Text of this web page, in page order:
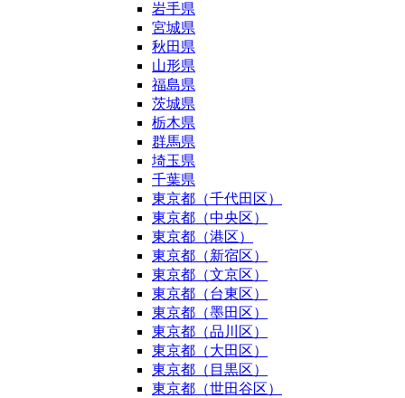
岩手県
宮城県
秋田県
山形県
福島県
茨城県
栃木県
群馬県
埼玉県
千葉県
東京都（千代田区）
東京都（中央区）
東京都（港区）
東京都（新宿区）
東京都（文京区）
東京都（台東区）
東京都（墨田区）
東京都（品川区）
東京都（大田区）
東京都（目黒区）
東京都（世田谷区）